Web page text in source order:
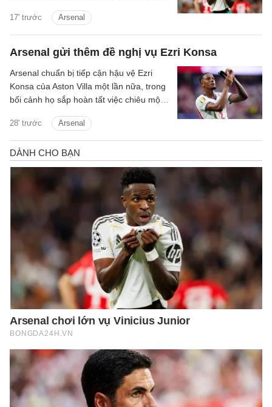
17' trước Arsenal
Madrid.
Arsenal gửi thêm đề nghị vụ Ezri Konsa
28' trước Arsenal
Arsenal chuẩn bị tiếp cận hậu vệ Ezri
Konsa của Aston Villa một lần nữa, trong
bối cảnh họ sắp hoàn tất việc chiêu mộ
Newcastle.